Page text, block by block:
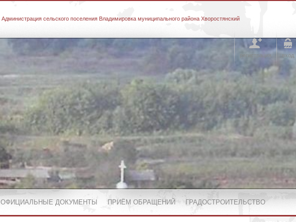
Администрация сельского поселения Владимировка муниципального района Хворостянский
регистрация вход
ОФИЦИАЛЬНЫЕ ДОКУМЕНТЫ ПРИЁМ ОБРАЩЕНИЙ ГРАДОСТРОИТЕЛЬСТВО